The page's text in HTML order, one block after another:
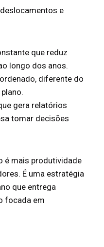
e
que reduz
longo dos anos.
diferente do
gera relatórios
tomar decisões
é mais produtividade
É uma estratégia
que entrega
focada em